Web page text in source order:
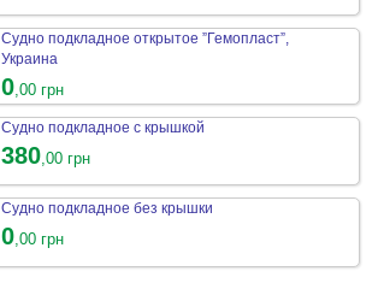
Судно подкладное открытое ”Гемопласт”,
Украина
0 ,00 грн
Судно подкладное с крышкой
380 ,00 грн
Судно подкладное без крышки
0,00 грн